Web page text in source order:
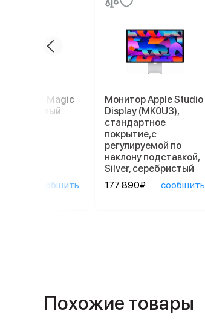
Apple Magic
2, белый
сообщить
Монитор Apple Studio
Display (MK0U3),
стандартное
покрытие,с
регулируемой по
наклону подставкой,
Silver, серебристый
177 890₽
сообщить
Похожие товары